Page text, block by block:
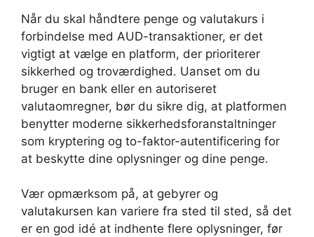
Når du skal håndtere penge og valutakurs i
forbindelse med AUD-transaktioner, er det
vigtigt at vælge en platform, der prioriterer
sikkerhed og troværdighed. Uanset om du
bruger en bank eller en autoriseret
valutaomregner, bør du sikre dig, at platformen
benytter moderne sikkerhedsforanstaltninger
som kryptering og to-faktor-autentificering for
at beskytte dine oplysninger og dine penge.
Vær opmærksom på, at gebyrer og
valutakursen kan variere fra sted til sted, så det
er en god idé at indhente flere oplysninger, før